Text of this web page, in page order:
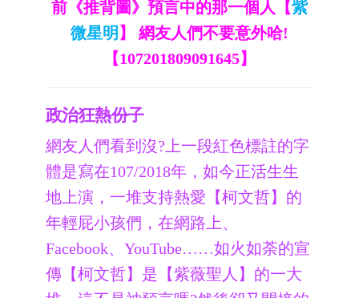
前《推背圖》預言中的那一個人【紫
微星明 】 網友人們不要意外哈!
【107201809091645】
政治狂熱份子
網友人們看到沒?上一段紅色標註的字
體是寫在107/2018年，如今正活生生
地上演，一堆支持熱愛【柯文哲】的
年輕屁小孩們，在網路上、
Facebook、YouTube……如火如荼的宣
傳【柯文哲】是【紫薇聖人】的一大